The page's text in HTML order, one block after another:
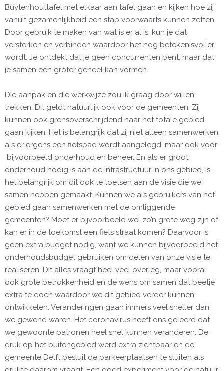
Buytenhouttafel met elkaar aan tafel gaan en kijken hoe zij
vanuit gezamenlijkheid een stap voorwaarts kunnen zetten.
Door gebruik te maken van wat is er al is, kun je dat
versterken en verbinden waardoor het nog betekenisvoller
wordt. Je ontdekt dat je geen concurrenten bent, maar dat
je samen een groter geheel kan vormen.
Die aanpak en die werkwijze zou ik graag door willen
trekken. Dit geldt natuurlijk ook voor de gemeenten. Zij
kunnen ook grensoverschrijdend naar het totale gebied
gaan kijken. Het is belangrijk dat zij niet alleen samenwerken
als er ergens een fietspad wordt aangelegd, maar ook voor
bijvoorbeeld onderhoud en beheer. En als er groot
onderhoud nodig is aan de infrastructuur in ons gebied, is
het belangrijk om dit ook te toetsen aan de visie die we
samen hebben gemaakt. Kunnen we als gebruikers van het
gebied gaan samenwerken met de omliggende
gemeenten? Moet er bijvoorbeeld wel zo’n grote weg zijn of
kan er in de toekomst een fiets straat komen? Daarvoor is
geen extra budget nodig, want we kunnen bijvoorbeeld het
onderhoudsbudget gebruiken om delen van onze visie te
realiseren. Dit alles vraagt heel veel overleg, maar vooral
ook grote betrokkenheid en de wens om samen dat beetje
extra te doen waardoor we dit gebied verder kunnen
ontwikkelen. Veranderingen gaan immers veel sneller dan
we gewend waren. Het coronavirus heeft ons geleerd dat
we gewoonte patronen heel snel kunnen veranderen. De
druk op het buitengebied werd extra zichtbaar en de
gemeente Delft besluit de parkeerplaatsen te sluiten als